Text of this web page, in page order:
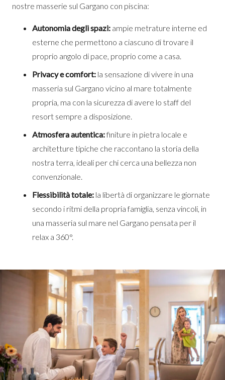
nostre masserie sul Gargano con piscina:
Autonomia degli spazi: ampie metrature interne ed
esterne che permettono a ciascuno di trovare il
proprio angolo di pace, proprio come a casa.
Privacy e comfort: la sensazione di vivere in una
masseria sul Gargano vicino al mare totalmente
propria, ma con la sicurezza di avere lo staff del
resort sempre a disposizione.
Atmosfera autentica:finiture in pietra locale e
architetture tipiche che raccontano la storia della
nostra terra, ideali per chi cerca una bellezza non
convenzionale.
Flessibilità totale: la libertà di organizzare le giornate
secondo i ritmi della propria famiglia, senza vincoli, in
una masseria sul mare nel Gargano pensata per il
relax a 360°.